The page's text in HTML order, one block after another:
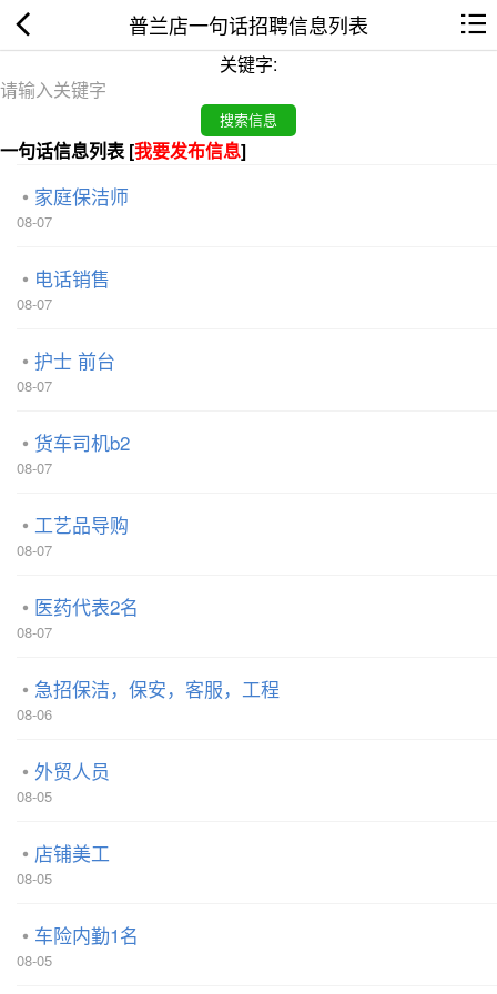
普兰店一句话招聘信息列表
关键字:
一句话信息列表 [我要发布信息]
家庭保洁师
08-07
电话销售
08-07
护士 前台
08-07
货车司机b2
08-07
工艺品导购
08-07
医药代表2名
08-07
急招保洁，保安，客服，工程
08-06
外贸人员
08-05
店铺美工
08-05
车险内勤1名
08-05